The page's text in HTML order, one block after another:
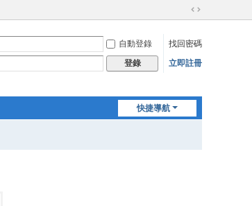
切
到
寬
自動登錄
找回密碼
登錄 立即註冊
快捷導航